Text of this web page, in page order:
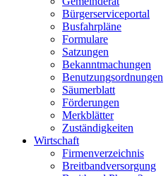
Bürgerserviceportal
Busfahrpläne
Formulare
Satzungen
Bekanntmachungen
Benutzungsordnungen
Säumerblatt
Förderungen
Merkblätter
Zuständigkeiten
Wirtschaft
Firmenverzeichnis
Breitbandversorgung